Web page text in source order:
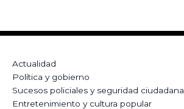
Actualidad
Política y gobierno
Sucesos policiales y seguridad ciudadana
Entretenimiento y cultura popular